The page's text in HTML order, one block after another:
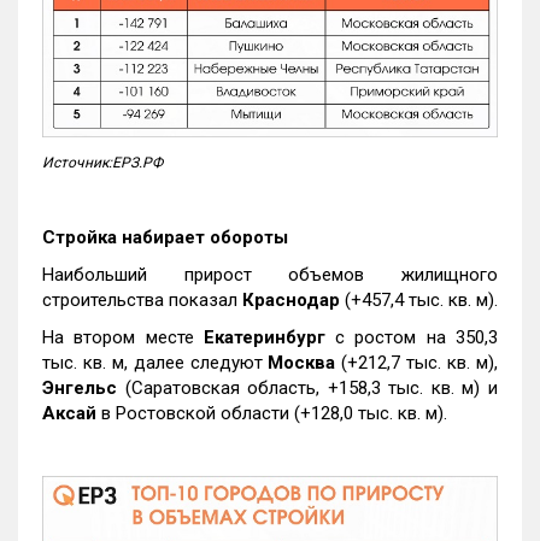
Источник:ЕРЗ.РФ
Стройка набирает обороты
Наибольший прирост объемов жилищного
строительства показал Краснодар (+457,4 тыс. кв. м).
На втором месте Екатеринбургс ростом на 350,3
тыс. кв. м, далее следуют Москва (+212,7 тыс. кв. м),
Энгельс (Саратовская область, +158,3 тыс. кв. м) и
Аксай в Ростовской области (+128,0 тыс. кв. м).